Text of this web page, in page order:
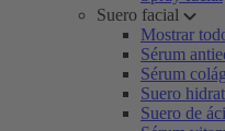
Suero facial
Mostrar
Sérum
Sérum
Suero
Suero de